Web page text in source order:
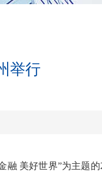
举行
美好世界”为主题的